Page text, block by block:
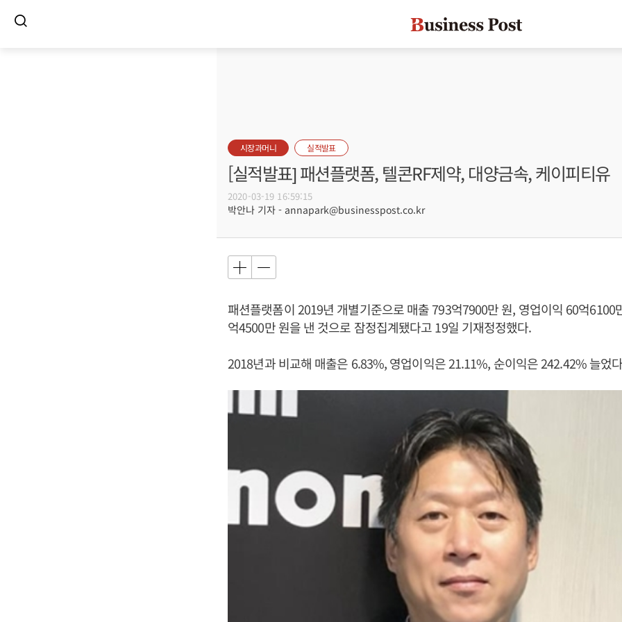
시장과머니 실적발표
[실적발표] 패션플랫폼, 텔콘RF제약, 대양금속, 케이피티유
2020-03-19 16:59:15
박안나 기자 - annapark@businesspost.co.kr
패션플랫폼이 2019년 개별기준으로 매출 793억7900만 원, 영업이익 60억6100
억4500만 원을 낸 것으로 잠정집계됐다고 19일 기재정정했다.
2018년과 비교해 매출은 6.83%, 영업이익은 21.11%, 순이익은 242.42% 늘었